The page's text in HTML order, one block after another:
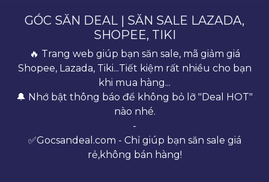
GÓC SĂN DEAL | SĂN SALE LAZADA,
SHOPEE, TIKI
🔥 Trang web giúp bạn săn sale, mã giảm giá
Shopee, Lazada, Tiki...Tiết kiệm rất nhiều cho bạn
khi mua hàng...
🔔 Nhớ bật thông báo để không bỏ lỡ "Deal HOT"
nào nhé.
-
✅Gocsandeal.com - Chỉ giúp bạn săn sale giá
rẻ,không bán hàng!